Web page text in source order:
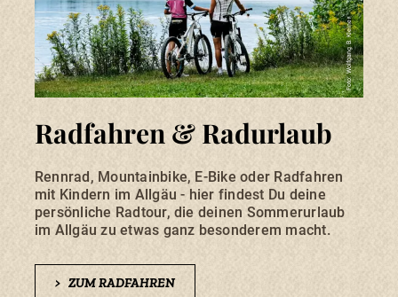
Foto: Sonja Karnath
Sonthofen liegt zwischen den
Gebirgsflüssen Iller und Ostrach, die je
Foto: Wolfgang B. Kleiner
Radfahren & Radurlaub
Rennrad, Mountainbike, E-Bike oder Radfahren
mit Kindern im Allgäu - hier findest Du deine
persönliche Radtour, die deinen Sommerurlaub
im Allgäu zu etwas ganz besonderem macht.
> ZUM RADFAHREN